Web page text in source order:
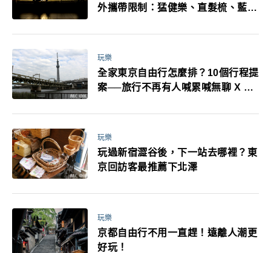
外攜帶限制：猛健樂、直髮梳、藍牙
萬！注意事項一次看！
玩樂
全家東京自由行怎麼排？10個行程提
案──旅行不再有人喊累喊無聊 X 爸
玩樂
玩過新宿澀谷後，下一站去哪裡？東
京回訪客最推薦下北澤
玩樂
京都自由行不用一直趕！遠離人潮更
好玩！